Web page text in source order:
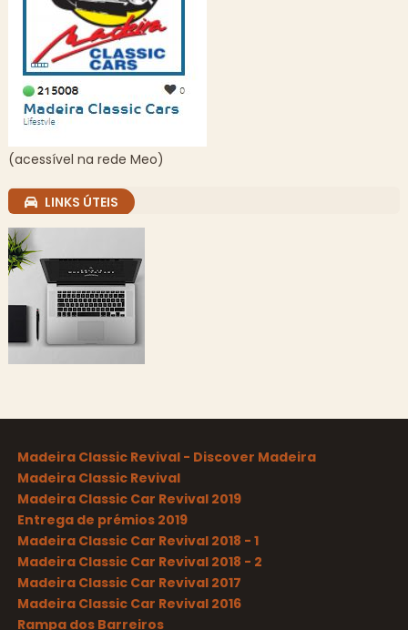
(acessível na rede Meo)
LINKS ÚTEIS
Madeira Classic Revival - Discover Madeira
Madeira Classic Revival
Madeira Classic Car Revival 2019
Entrega de prémios 2019
Madeira Classic Car Revival 2018 - 1
Madeira Classic Car Revival 2018 - 2
Madeira Classic Car Revival 2017
Madeira Classic Car Revival 2016
Rampa dos Barreiros